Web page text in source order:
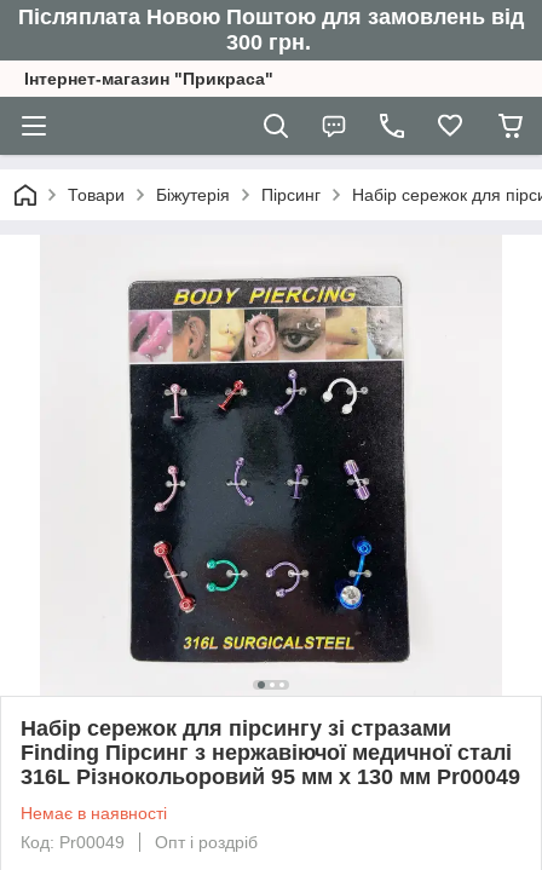
Післяплата Новою Поштою для замовлень від
300 грн.
Інтернет-магазин "Прикраса"
Товари Біжутерія Пірсинг Набір сережок для
Набір сережок для пірсингу зі стразами
Finding Пірсинг з нержавіючої медичної сталі
316L Різнокольоровий 95 мм x 130 мм Pr00049
Немає в наявності
Код: Pr00049
Опт і роздріб